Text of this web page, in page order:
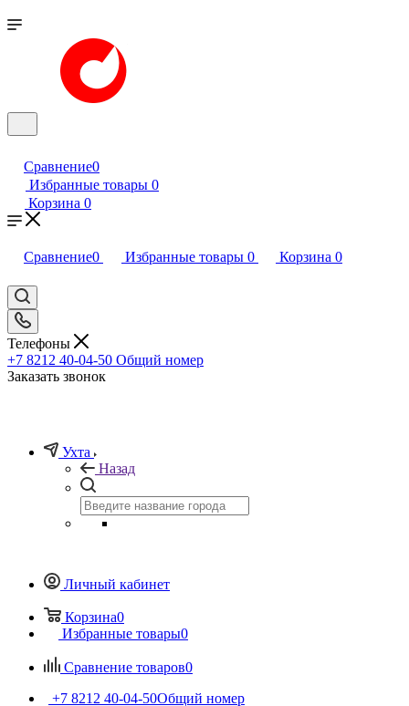
Сравнение0
Избранные товары 0
Корзина 0
Сравнение0 Избранные товары 0 Корзина 0
Телефоны
+7 8212 40-04-50 Общий номер
Заказать звонок
Ухта
Назад
Личный кабинет
Корзина0
Избранные товары0
Сравнение товаров0
+7 8212 40-04-50Общий номер